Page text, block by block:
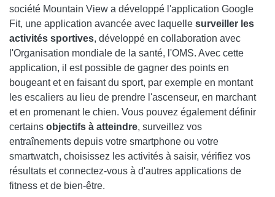
société Mountain View a développé l'application Google
Fit, une application avancée avec laquelle surveiller les
activités sportives, développé en collaboration avec
l'Organisation mondiale de la santé, l'OMS. Avec cette
application, il est possible de gagner des points en
bougeant et en faisant du sport, par exemple en montant
les escaliers au lieu de prendre l'ascenseur, en marchant
et en promenant le chien. Vous pouvez également définir
certains objectifs à atteindre, surveillez vos
entraînements depuis votre smartphone ou votre
smartwatch, choisissez les activités à saisir, vérifiez vos
résultats et connectez-vous à d'autres applications de
fitness et de bien-être.